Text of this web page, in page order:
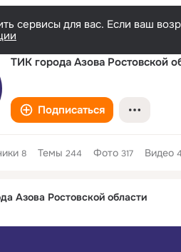
сервисы для вас. Если ваш
ТИК города Азова Ростовской
Подписаться
8 Темы 244 Фото 317 Видео 4
Азова Ростовской области